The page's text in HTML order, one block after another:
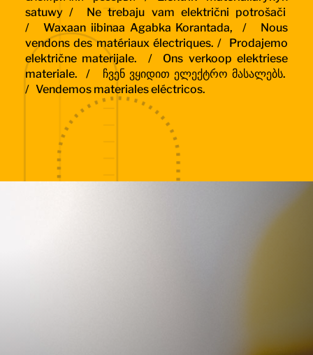
satuwy /
Ne trebaju vam električni potrošači
/
Waxaan iibinaa Agabka Korantada, /
Nous
vendons des matériaux électriques. /
Prodajemo
električne materijale. /
Ons verkoop elektriese
materiale. /
ჩვენ ვყიდით ელექტრო მასალებს.
/ Vendemos materiales eléctricos.